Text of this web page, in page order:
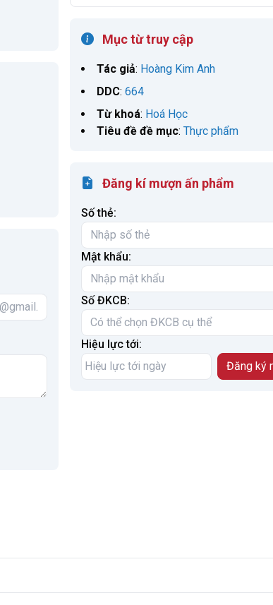
Mục từ truy cập
Tác giả: Hoàng Kim Anh
DDC: 664
Từ khoá: Hoá Học
Tiêu đề đề mục: Thực phẩm
Đăng kí mượn ấn phẩm
Số thẻ:
Mật khẩu:
Số ĐKCB:
Hiệu lực tới: